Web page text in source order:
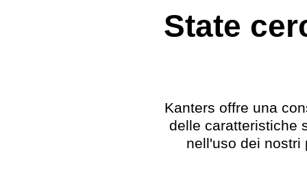
State
Kanters offre una
delle caratteristiche
nell'uso dei nostri